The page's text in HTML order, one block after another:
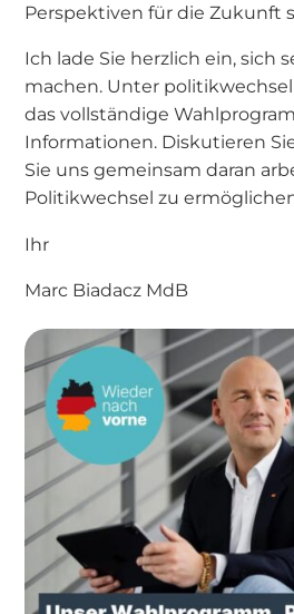
Perspektiven für die Zukunft
Ich lade Sie herzlich ein, sich
machen. Unter
das vollständige
Informationen. Diskutieren
Sie uns gemeinsam daran
Politikwechsel zu
Ihr
Marc Biadacz MdB